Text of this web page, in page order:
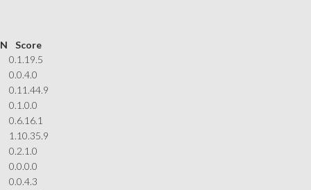
Score
0.1.19.5
0.0.4.0
0.11.44.9
0.1.0.0
0.6.16.1
1.10.35.9
0.2.1.0
0.0.0.0
0.0.4.3